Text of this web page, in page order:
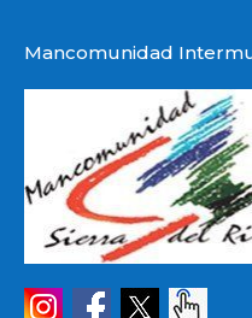
Mancomunidad